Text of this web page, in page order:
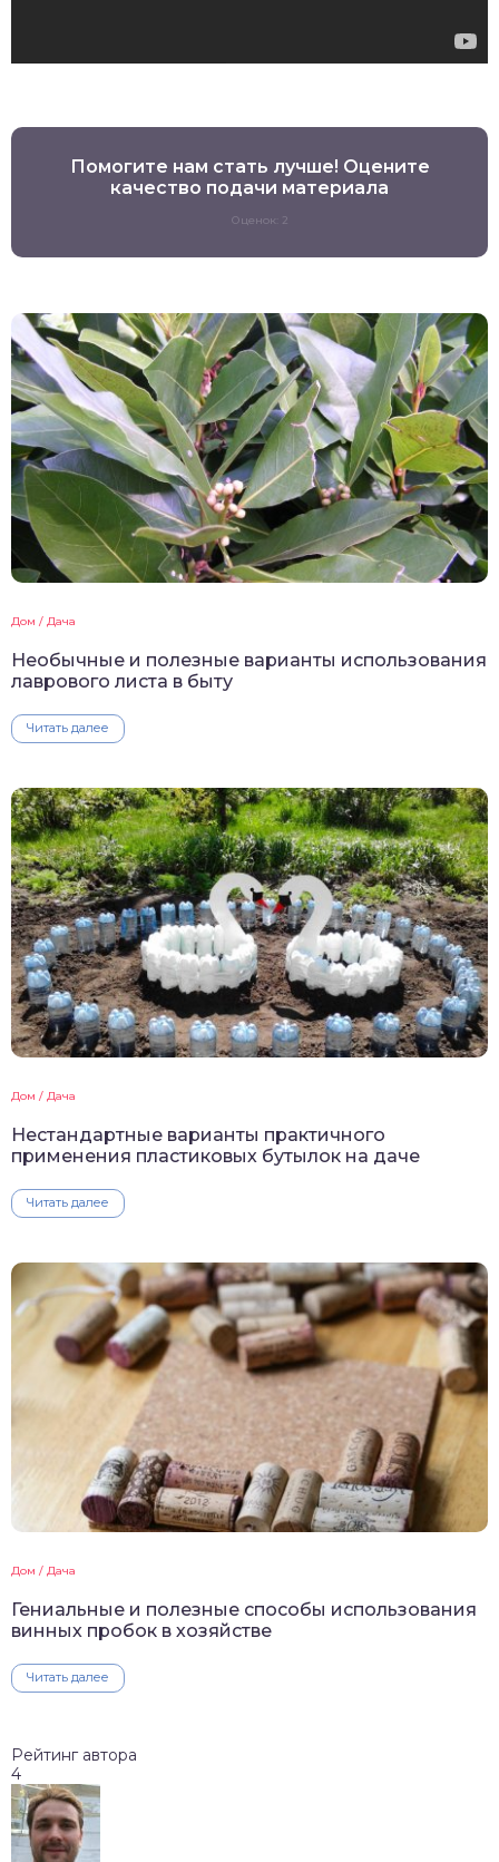
Помогите нам стать лучше! Оцените
качество подачи материала
Оценок: 2
Дом / Дача
Необычные и полезные варианты использования
лаврового листа в быту
Читать далее
Дом / Дача
Нестандартные варианты практичного
применения пластиковых бутылок на даче
Читать далее
Дом / Дача
Гениальные и полезные способы использования
винных пробок в хозяйстве
Читать далее
Рейтинг автора
4